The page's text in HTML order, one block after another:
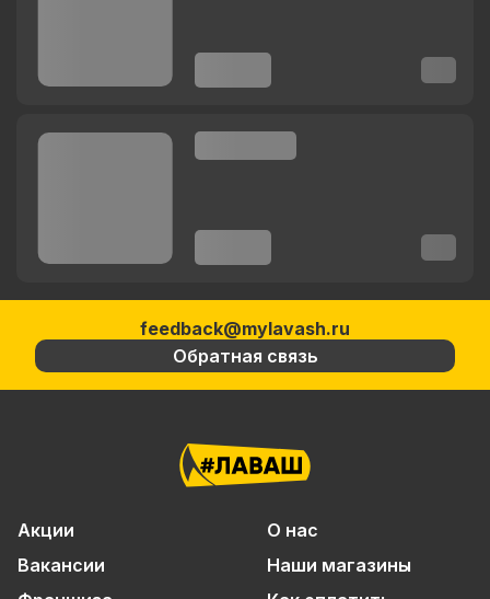
feedback@mylavash.ru
Обратная связь
Акции
О нас
Вакансии
Наши магазины